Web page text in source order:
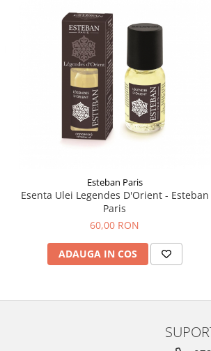
Esteban Paris
Esenta Ulei Legendes D'Orient - Esteban
Paris
60,00 RON
ADAUGA IN COS